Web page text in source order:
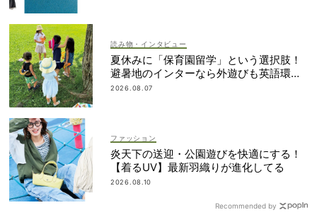
読み物・インタビュー
夏休みに「保育園留学」という選択肢！
避暑地のインターなら外遊びも英語環境
もいいとこ取り
2026.08.07
ファッション
炎天下の送迎・公園遊びを快適にする！
【着るUV】最新羽織りが進化してる
2026.08.10
Recommended by